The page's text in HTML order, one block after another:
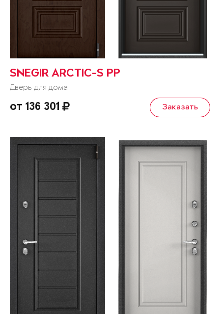
SNEGIR ARCTIC-S PP
Дверь для дома
от 136 301 Заказать